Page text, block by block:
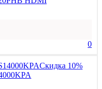
0
Скидка 10%